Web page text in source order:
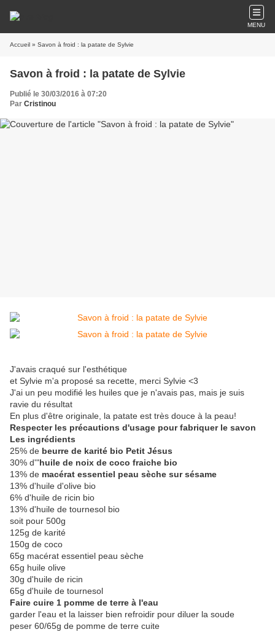
MENU
Accueil » Savon à froid : la patate de Sylvie
Savon à froid : la patate de Sylvie
Publié le 30/03/2016 à 07:20
Par Cristinou
J'avais craqué sur l'esthétique
et Sylvie m'a proposé sa recette, merci Sylvie <3
J'ai un peu modifié les huiles que je n'avais pas, mais je suis
ravie du résultat
En plus d'être originale, la patate est très douce à la peau!
Respecter les précautions d'usage pour fabriquer le savon
Les ingrédients
25% de beurre de karité bio Petit Jésus
30% d'"huile de noix de coco fraiche bio
13% de macérat essentiel peau sèche sur sésame
13% d'huile d'olive bio
6% d'huile de ricin bio
13% d'huile de tournesol bio
soit pour 500g
125g de karité
150g de coco
65g macérat essentiel peau sèche
65g huile olive
30g d'huile de ricin
65g d'huile de tournesol
Faire cuire 1 pomme de terre à l'eau
garder l'eau et la laisser bien refroidir pour diluer la soude
peser 60/65g de pomme de terre cuite